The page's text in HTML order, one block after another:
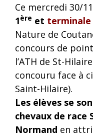
Ce mercredi 30/
1ère et terminale
Nature de
concours de
l’ATH de St-
concouru face à
Saint-Hilaire).
Les élèves se
chevaux de race
Normand en